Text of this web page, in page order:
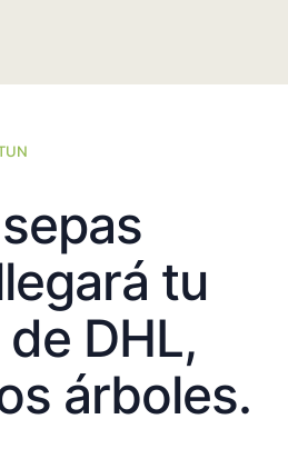
tu
DHL,
árboles.